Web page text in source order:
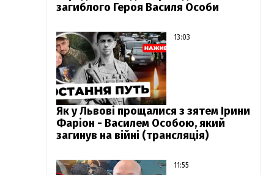
загиблого Героя Василя Особи
13:03
Як у Львові прощалися з зятем Ірини
Фаріон - Василем Особою, який
загинув на війні (трансляція)
11:55